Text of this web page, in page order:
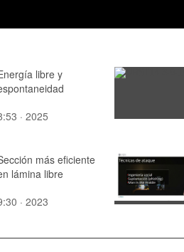
libre y
· 2025
más eficiente
lámina libre
· 2023